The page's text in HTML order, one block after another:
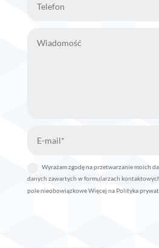
Wyrażam zgodę na przetwarzanie moich
danych zawartych w formularzach
pole nieobowiązkowe Więcej na Polityka